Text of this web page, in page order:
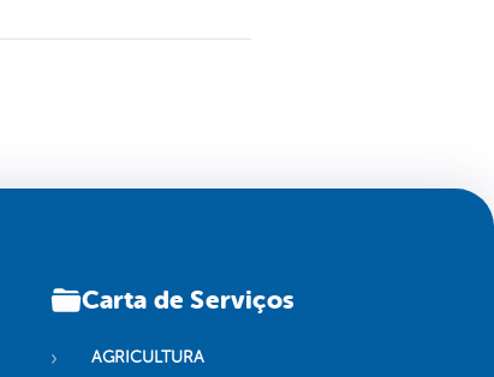
Carta de Serviços
AGRICULTURA